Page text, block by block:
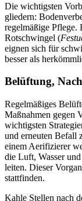
Die wichtigsten
gliedern:
regelmäßige Pflege.
Rotschwingel (
eignen sich für
besser als
Belüftung,
Regelmäßiges
Maßnahmen gegen
wichtigsten
und erneuten Befall
einem Aerifizierer
die Luft, Wasser
leiten. Dieser
stattfinden.
Kahle Stellen nach